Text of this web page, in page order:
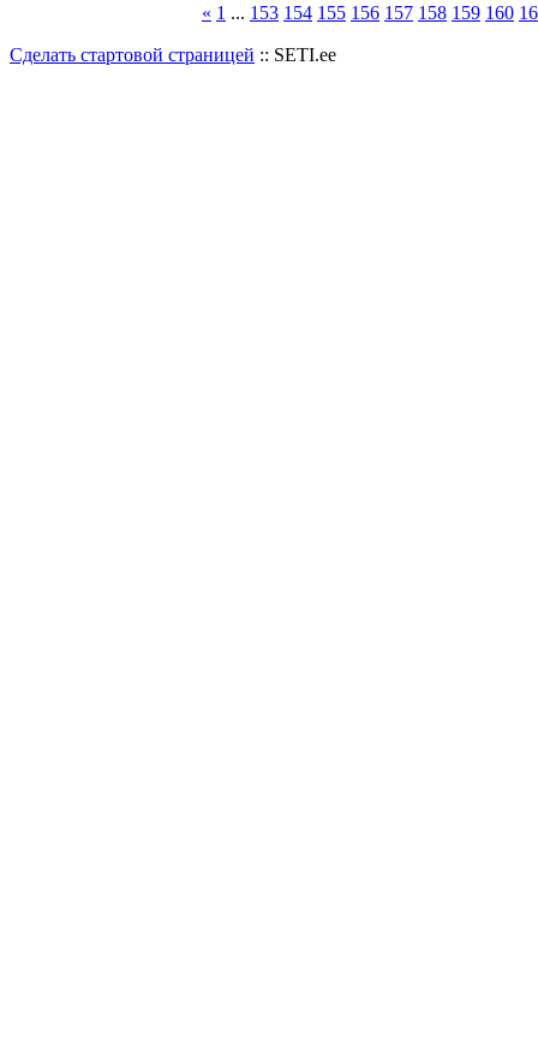
« 1 ... 153 154 155 156 157 158 159 160
Сделать стартовой страницей :: SETI.ee